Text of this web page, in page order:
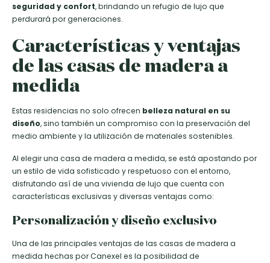
seguridad y confort, brindando un refugio de lujo que
perdurará por generaciones.
Características y ventajas
de las casas de madera a
medida
Estas residencias no solo ofrecen belleza natural en su
diseño, sino también un compromiso con la preservación del
medio ambiente y la utilización de materiales sostenibles.
Al elegir una casa de madera a medida, se está apostando por
un estilo de vida sofisticado y respetuoso con el entorno,
disfrutando así de una vivienda de lujo que cuenta con
características exclusivas y diversas ventajas como:
Personalización y diseño exclusivo
Una de las principales ventajas de las casas de madera a
medida hechas por Canexel es la posibilidad de